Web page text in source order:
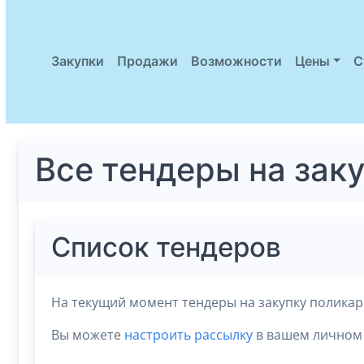
Закупки Продажи Возможности Цены
Все тендеры на
Список тендеров
На текущий момент тендеры на закупку
Вы можете настроить рассылкув вашем личном